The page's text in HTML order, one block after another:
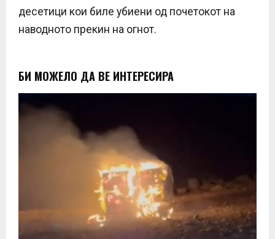
десетици кои биле убиени од почетокот на
наводното прекин на огнот.
БИ МОЖЕЛО ДА ВЕ ИНТЕРЕСИРА